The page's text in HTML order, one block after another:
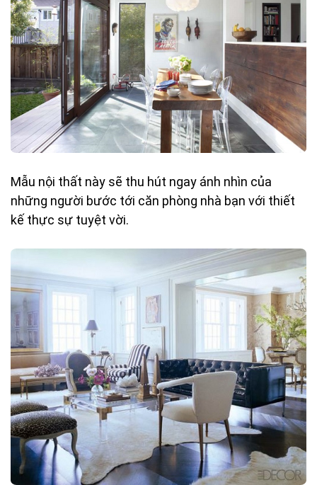
Mẫu nội thất này sẽ thu hút ngay ánh nhìn của
những người bước tới căn phòng nhà bạn với thiết
kế thực sự tuyệt vời.